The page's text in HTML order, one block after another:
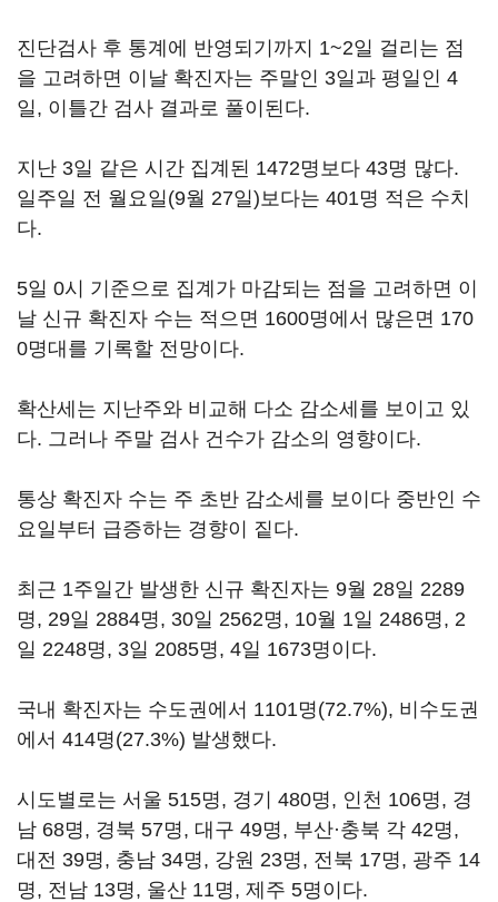
진단검사 후 통계에 반영되기까지 1~2일 걸리는 점
을 고려하면 이날 확진자는 주말인 3일과 평일인 4
일, 이틀간 검사 결과로 풀이된다.
지난 3일 같은 시간 집계된 1472명보다 43명 많다.
일주일 전 월요일(9월 27일)보다는 401명 적은 수치
다.
5일 0시 기준으로 집계가 마감되는 점을 고려하면 이
날 신규 확진자 수는 적으면 1600명에서 많은면 170
0명대를 기록할 전망이다.
확산세는 지난주와 비교해 다소 감소세를 보이고 있
다. 그러나 주말 검사 건수가 감소의 영향이다.
통상 확진자 수는 주 초반 감소세를 보이다 중반인 수
요일부터 급증하는 경향이 짙다.
최근 1주일간 발생한 신규 확진자는 9월 28일 2289
명, 29일 2884명, 30일 2562명, 10월 1일 2486명, 2
일 2248명, 3일 2085명, 4일 1673명이다.
국내 확진자는 수도권에서 1101명(72.7%), 비수도권
에서 414명(27.3%) 발생했다.
시도별로는 서울 515명, 경기 480명, 인천 106명, 경
남 68명, 경북 57명, 대구 49명, 부산·충북 각 42명,
대전 39명, 충남 34명, 강원 23명, 전북 17명, 광주 14
명, 전남 13명, 울산 11명, 제주 5명이다.